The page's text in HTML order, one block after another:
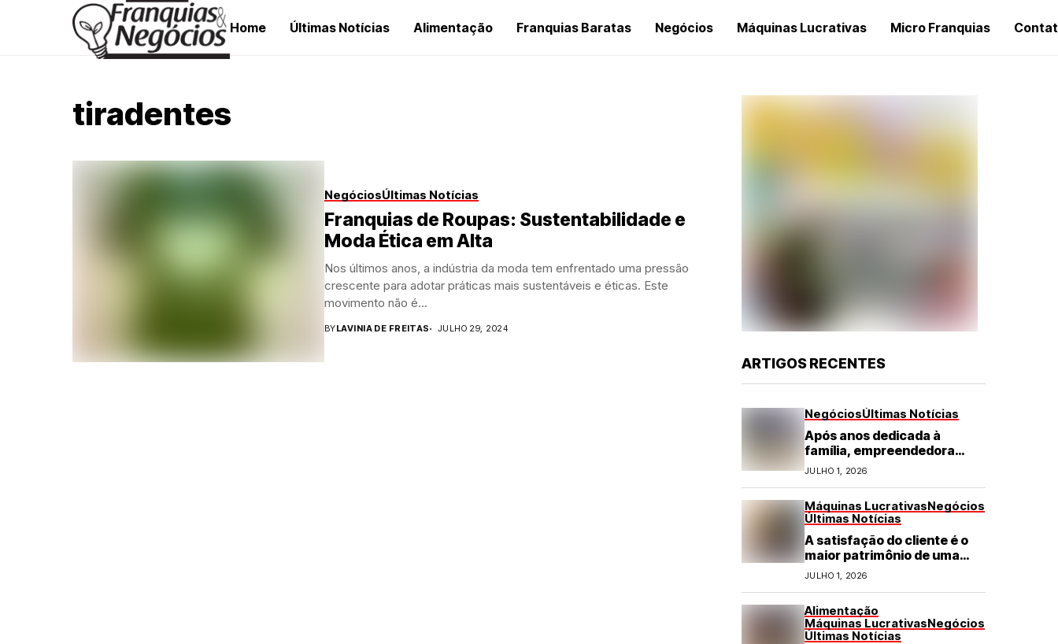
Home Últimas Notícias Alimentação Franquias Baratas Negócios Máquinas Lucrativas Micro Franquias
tiradentes
NegóciosÚltimas Notícias
Franquias de Roupas: Sustentabilidade e
Moda Ética em Alta
Nos últimos anos, a indústria da moda tem enfrentado uma pressão
crescente para adotar práticas mais sustentáveis e éticas. Este
movimento não é...
BYLAVINIA DE FREITAS JULHO 29, 2024
ARTIGOS RECENTES
NegóciosÚltimas Notícias
Após anos dedicada à
família, empreendedora
transforma franquia de
turismo em negócio de
JULHO 1, 2026
Máquinas LucrativasNegócios
Últimas Notícias
A satisfação do cliente é o
maior patrimônio de uma
franquia
JULHO 1, 2026
Alimentação
Máquinas LucrativasNegócios
Últimas Notícias